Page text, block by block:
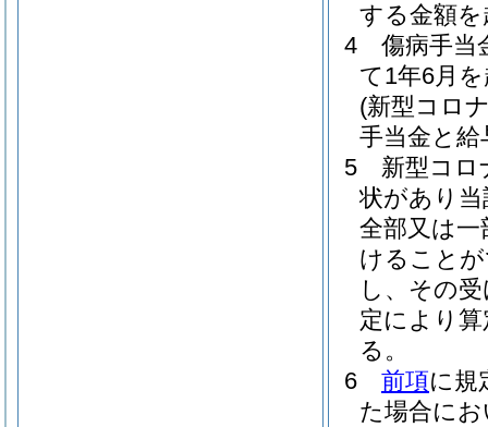
する金額
4
傷病手当
て1年6月
(新型コロ
手当金と給
5
新型コロ
状があり
全部又は
けること
し、その
定により
る。
6
前項に規
た場合に